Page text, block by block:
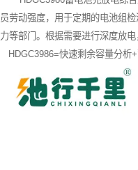
员劳动强度，用于定期的电池组
力等部门。根据需要进行深度放
HDGC3986=快速剩余容量分析